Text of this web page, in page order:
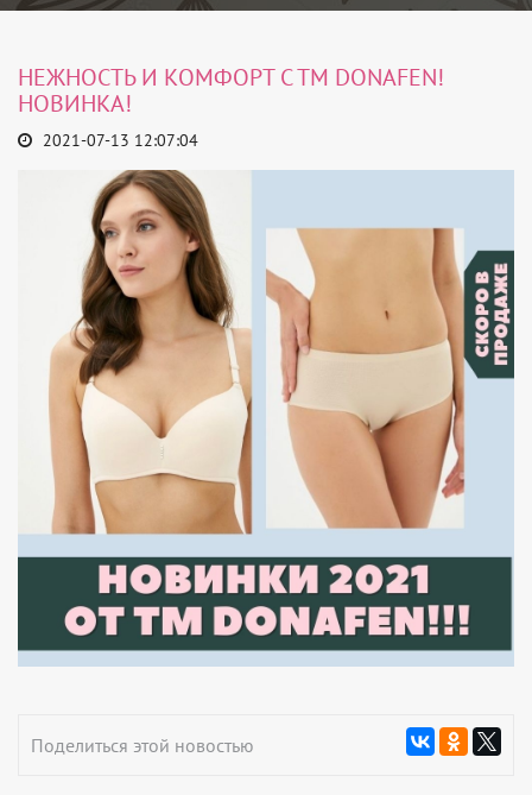
НЕЖНОСТЬ И КОМФОРТ С ТМ DONAFEN!
НОВИНКА!
2021-07-13 12:07:04
Поделиться этой новостью